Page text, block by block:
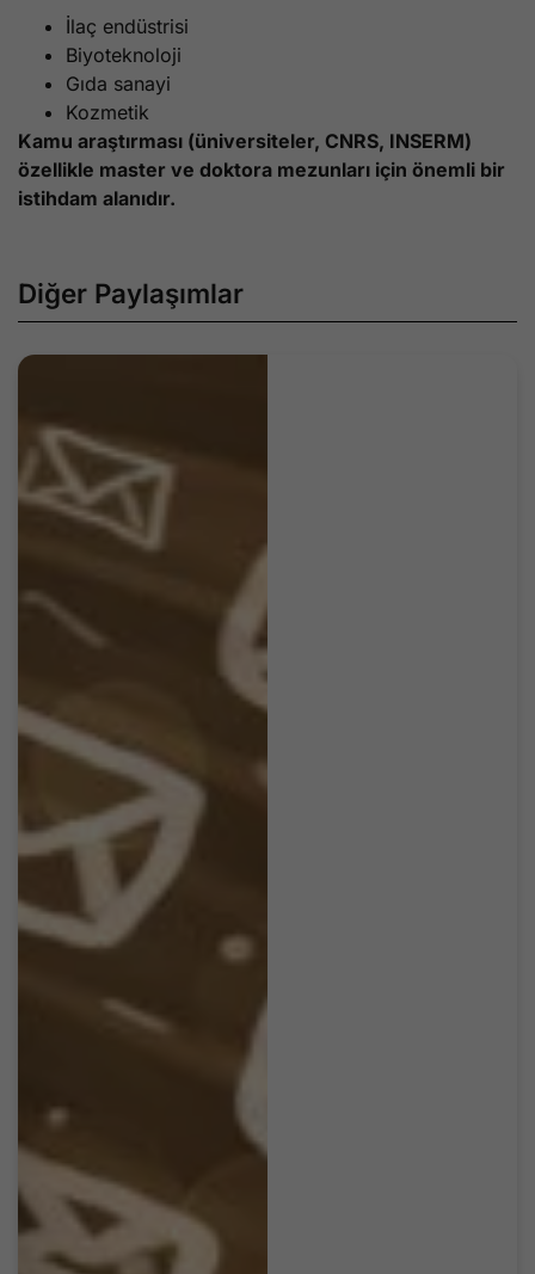
İlaç endüstrisi
Biyoteknoloji
Gıda sanayi
Kozmetik
Kamu araştırması (üniversiteler, CNRS, INSERM)
özellikle master ve doktora mezunları için önemli bir
istihdam alanıdır.
Diğer Paylaşımlar